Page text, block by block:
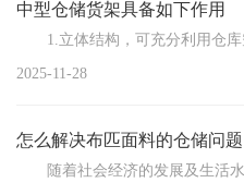
中型仓储货架具备如下作用
2025-11-28
怎么解决布匹面料的仓储问题